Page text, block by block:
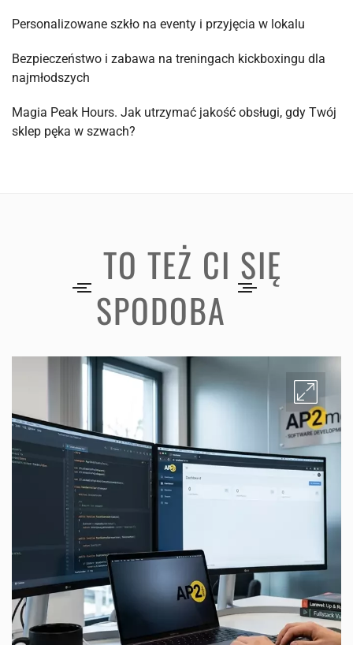
Personalizowane szkło na eventy i przyjęcia w lokalu
Bezpieczeństwo i zabawa na treningach kickboxingu dla
najmłodszych
Magia Peak Hours. Jak utrzymać jakość obsługi, gdy Twój
sklep pęka w szwach?
TO TEŻ CI SIĘ
SPODOBA